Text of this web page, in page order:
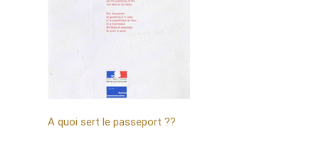
A quoi sert le passeport ??